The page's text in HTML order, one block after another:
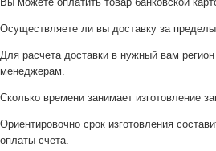
Осуществляете ли вы доставку за
Для расчета доставки в нужный вам
менеджерам.
Сколько времени занимает изготовление
Ориентировочно срок изготовления
оплаты счета.